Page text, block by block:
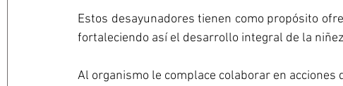
Estos desayunadores tienen como propósito
fortaleciendo así el desarrollo integral de la
Al organismo le complace colaborar en